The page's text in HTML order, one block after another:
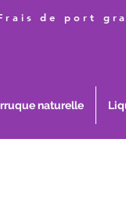
de port
naturelle